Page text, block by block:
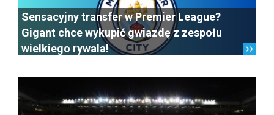
Sensacyjny transfer w Premier League?
Gigant chce wykupić gwiazdę z zespołu
wielkiego rywala!